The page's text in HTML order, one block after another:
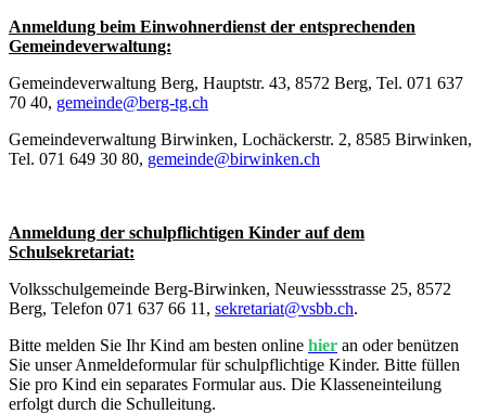
Anmeldung beim Einwohnerdienst der entsprechenden
Gemeindeverwaltung:
Gemeindeverwaltung Berg, Hauptstr. 43, 8572 Berg, Tel. 071 637
70 40, gemeinde@berg-tg.ch
Gemeindeverwaltung Birwinken, Lochäckerstr. 2, 8585 Birwinken,
Tel. 071 649 30 80, gemeinde@birwinken.ch
Anmeldung der schulpflichtigen Kinder auf dem
Schulsekretariat:
Volksschulgemeinde Berg-Birwinken, Neuwiessstrasse 25, 8572
Berg, Telefon 071 637 66 11, sekretariat@vsbb.ch.
Bitte melden Sie Ihr Kind am besten online hier an oder benützen
Sie unser Anmeldeformular für schulpflichtige Kinder. Bitte füllen
Sie pro Kind ein separates Formular aus. Die Klasseneinteilung
erfolgt durch die Schulleitung.